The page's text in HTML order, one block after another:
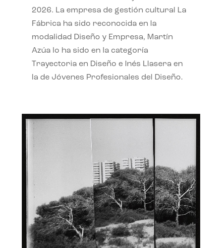
2026. La empresa de gestión cultural La
Fábrica ha sido reconocida en la
modalidad Diseño y Empresa, Martín
Azúa lo ha sido en la categoría
Trayectoria en Diseño e Inés Llasera en
la de Jóvenes Profesionales del Diseño.